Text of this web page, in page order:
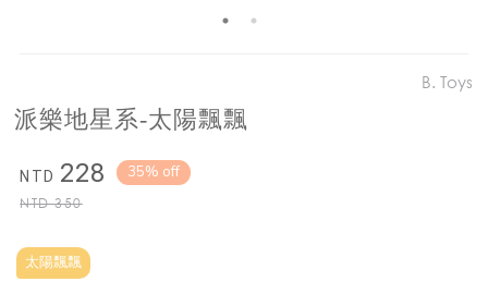
B. Toys
派樂地星系-太陽飄飄
NTD 228
NTD350
35% off
太陽飄飄